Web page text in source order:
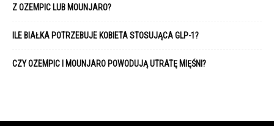
Z OZEMPIC LUB MOUNJARO?
ILE BIAŁKA POTRZEBUJE KOBIETA STOSUJĄCA GLP-1?
CZY OZEMPIC I MOUNJARO POWODUJĄ UTRATĘ MIĘŚNI?